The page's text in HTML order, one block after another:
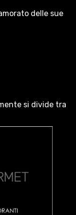
delle sue
si divide tra